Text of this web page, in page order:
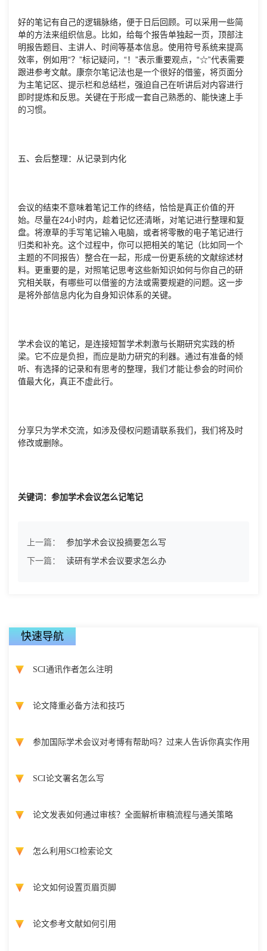
好的笔记有自己的逻辑脉络，便于日后回顾。可以采用一些简
单的方法来组织信息。比如，给每个报告单独起一页，顶部注
明报告题目、主讲人、时间等基本信息。使用符号系统来提高
效率，例如用“？”标记疑问，“！”表示重要观点，“☆”代表需要
跟进参考文献。康奈尔笔记法也是一个很好的借鉴，将页面分
为主笔记区、提示栏和总结栏，强迫自己在听讲后对内容进行
即时提炼和反思。关键在于形成一套自己熟悉的、能快速上手
的习惯。
五、会后整理：从记录到内化
会议的结束不意味着笔记工作的终结，恰恰是真正价值的开
始。尽量在24小时内，趁着记忆还清晰，对笔记进行整理和复
盘。将潦草的手写笔记输入电脑，或者将零散的电子笔记进行
归类和补充。这个过程中，你可以把相关的笔记（比如同一个
主题的不同报告）整合在一起，形成一份更系统的文献综述材
料。更重要的是，对照笔记思考这些新知识如何与你自己的研
究相关联，有哪些可以借鉴的方法或需要规避的问题。这一步
是将外部信息内化为自身知识体系的关键。
学术会议的笔记，是连接短暂学术刺激与长期研究实践的桥
梁。它不应是负担，而应是助力研究的利器。通过有准备的倾
听、有选择的记录和有思考的整理，我们才能让参会的时间价
值最大化，真正不虚此行。
分享只为学术交流，如涉及侵权问题请联系我们，我们将及时
修改或删除。
关键词：参加学术会议怎么记笔记
上一篇：
参加学术会议投摘要怎么写
下一篇：
读研有学术会议要求怎么办
快速导航
SCI通讯作者怎么注明
论文降重必备方法和技巧
参加国际学术会议对考博有帮助吗？过来人告诉你真实作用
SCI论文署名怎么写
论文发表如何通过审核？全面解析审稿流程与通关策略
怎么利用SCI检索论文
论文如何设置页眉页脚
论文参考文献如何引用